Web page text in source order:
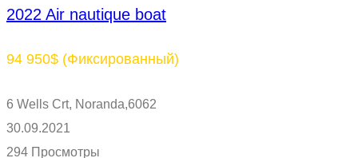
2022 Air nautique boat
94 950$ (Фиксированный)
6 Wells Crt, Noranda,6062
30.09.2021
294 Просмотры